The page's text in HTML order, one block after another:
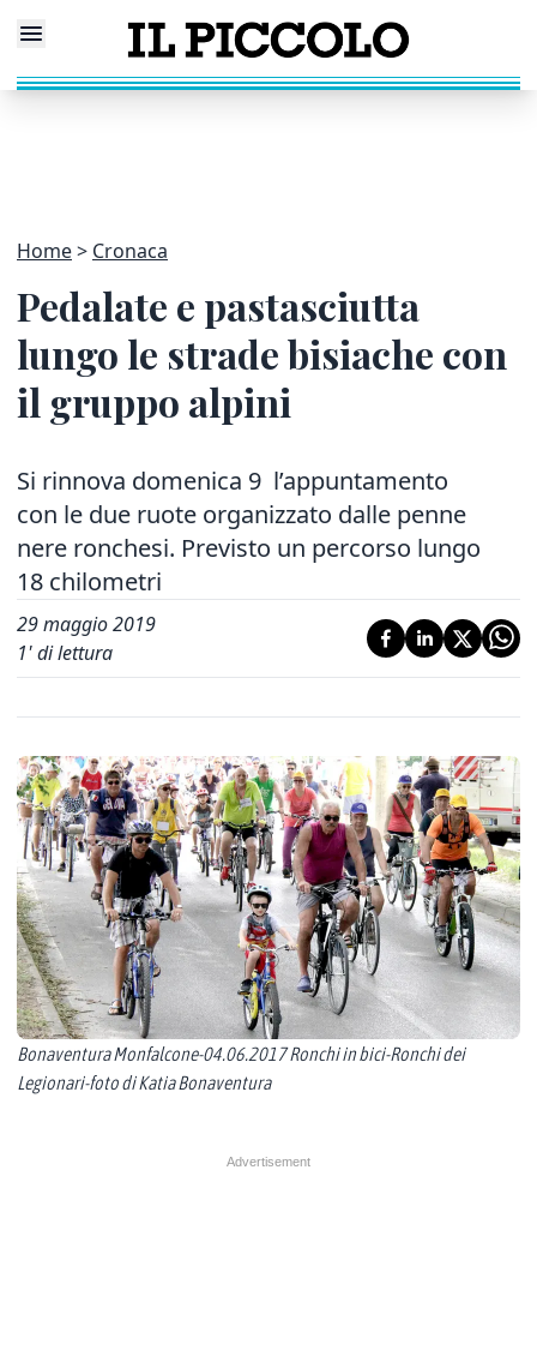
Home Cronaca
Pedalate e pastasciutta
lungo le strade bisiache con
il gruppo alpini
Si rinnova domenica 9 l’appuntamento
con le due ruote organizzato dalle penne
nere ronchesi. Previsto un percorso lungo
18 chilometri
29 maggio 2019
1' di lettura
Bonaventura Monfalcone-04.06.2017 Ronchi in bici-Ronchi dei
Legionari-foto di Katia Bonaventura